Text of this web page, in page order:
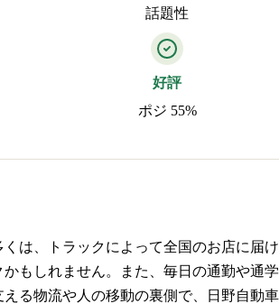
話題性
好評
ポジ 55%
は、トラックによって全国のお店に届
もしれません。また、毎日の通勤や通
る物流や人の移動の裏側で、日野自動